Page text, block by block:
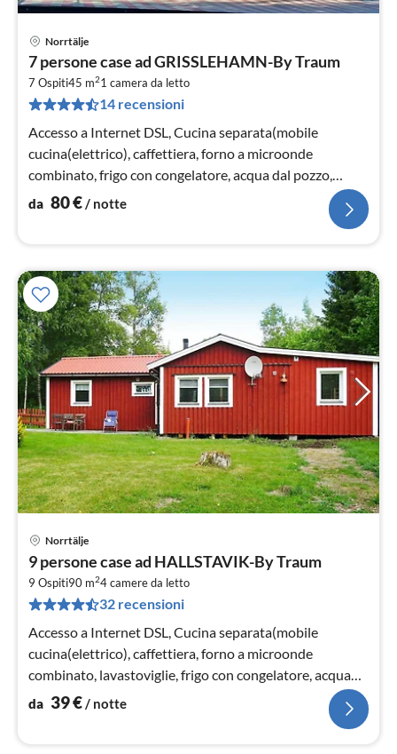
Norrtälje
7 persone case ad GRISSLEHAMN-By Traum
7 Ospiti45 m21 camera da letto
14 recensioni
Accesso a Internet DSL, Cucina separata(mobile
cucina(elettrico), caffettiera, forno a microonde
combinato, frigo con congelatore, acqua dal pozzo,
piastre elettriche)
da 80€/ notte
Norrtälje
9 persone case ad HALLSTAVIK-By Traum
9 Ospiti90 m24camere da letto
32 recensioni
Accesso a Internet DSL, Cucina separata(mobile
cucina(elettrico), caffettiera, forno a microonde
combinato, lavastoviglie, frigo con congelatore, acqua
dal pozzo)
da 39€ / notte